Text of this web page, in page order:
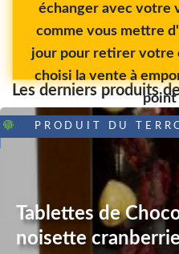
échanger avec votre
comme vous mettre
jour pour retirer votre
choisi la vente à
point
Les derniers produits
PRODUIT DU
Tablettes de
noisette